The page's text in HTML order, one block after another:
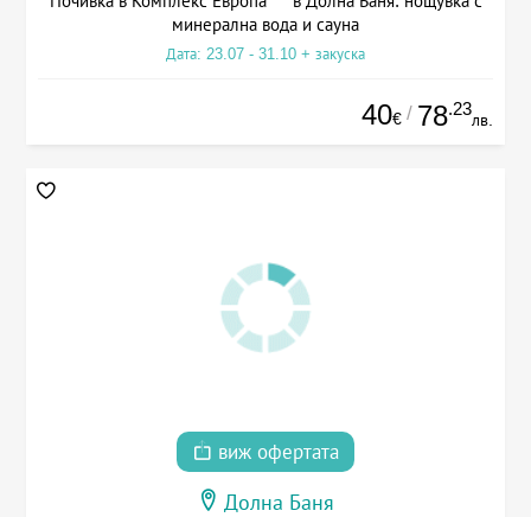
минерална вода и сауна
Дата: 23.07 - 31.10 + закуска
40€ / 78.23
лв.
виж офертата
Долна Баня